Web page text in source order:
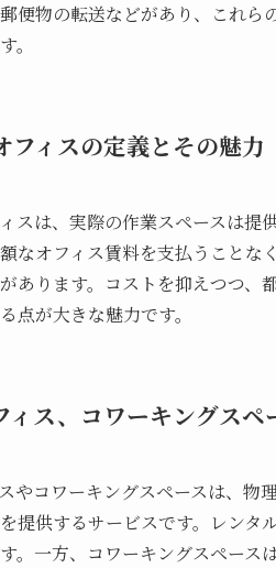
便物の転送などがあり、これ
。
フィスの定義とその魅力
スは、実際の作業スペースは提
なオフィス賃料を支払うこと
あります。コストを抑えつつ
点が大きな魅力です。
ィス、コワーキングス
やコワーキングスペースは、
提供するサービスです。レンタ
。一方、コワーキングスペー